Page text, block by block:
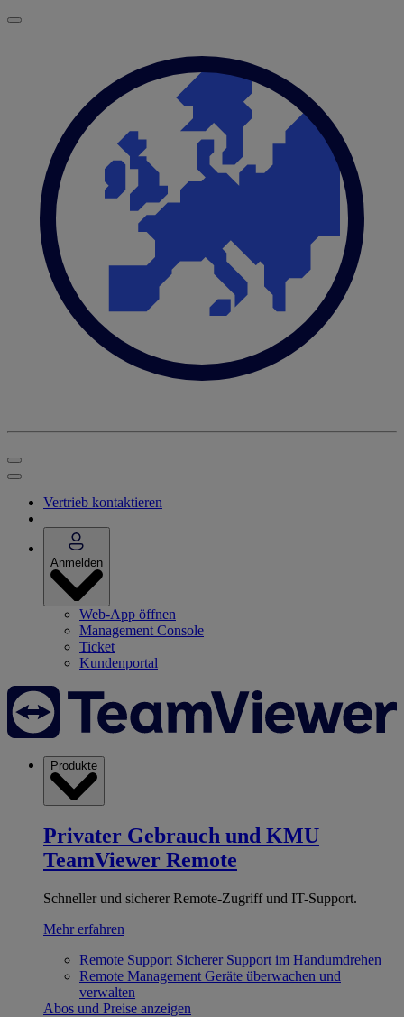
Vertrieb kontaktieren
Anmelden
Web-App öffnen
Management Console
Ticket
Kundenportal
Produkte
Privater Gebrauch und KMU
TeamViewer Remote
Schneller und sicherer Remote-Zugriff und IT-Support.
Mehr erfahren
Remote Support Sicherer Support im Handumdrehen
Remote Management Geräte überwachen und
verwalten
Abos und Preise anzeigen